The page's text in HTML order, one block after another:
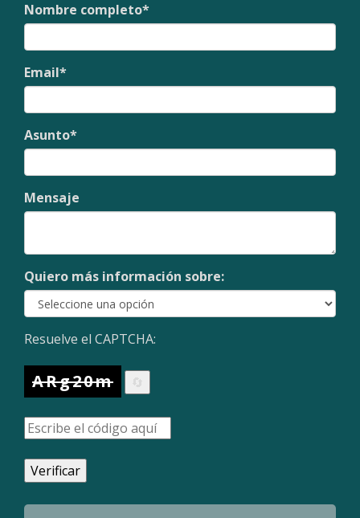
Nombre completo*
Email*
Asunto*
Mensaje
Quiero más información sobre:
Resuelve el CAPTCHA:
ARg20m
Verificar